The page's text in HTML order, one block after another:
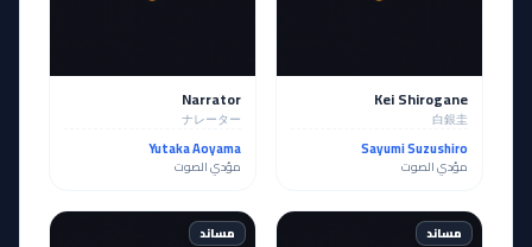
Kei Shirogane
白銀圭
Sayumi Suzushiro
مؤدي الصوت
Narrator
ナレーター
Yutaka Aoyama
مؤدي الصوت
مساند مساند